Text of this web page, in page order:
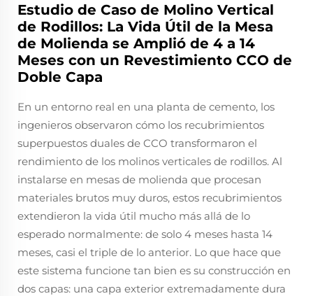
Estudio de Caso de Molino Vertical
de Rodillos: La Vida Útil de la Mesa
de Molienda se Amplió de 4 a 14
Meses con un Revestimiento CCO de
Doble Capa
En un entorno real en una planta de cemento, los
ingenieros observaron cómo los recubrimientos
superpuestos duales de CCO transformaron el
rendimiento de los molinos verticales de rodillos. Al
instalarse en mesas de molienda que procesan
materiales brutos muy duros, estos recubrimientos
extendieron la vida útil mucho más allá de lo
esperado normalmente: de solo 4 meses hasta 14
meses, casi el triple de lo anterior. Lo que hace que
este sistema funcione tan bien es su construcción en
dos capas: una capa exterior extremadamente dura